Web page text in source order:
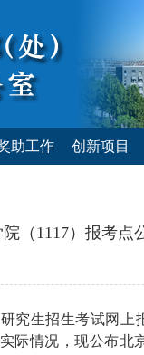
助工作 创新项目
（1117）报考点
究生招生考试网上
际情况，现公布北